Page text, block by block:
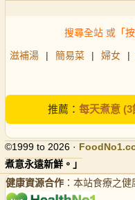
搜尋全站 或「
滋補湯 | 簡易菜 | 婦女 |
推薦： 每天煮意 (3
©1999 to 2026 · FoodNo1
煮意永遠新鮮。」
健康資源合作 ：本站食療之